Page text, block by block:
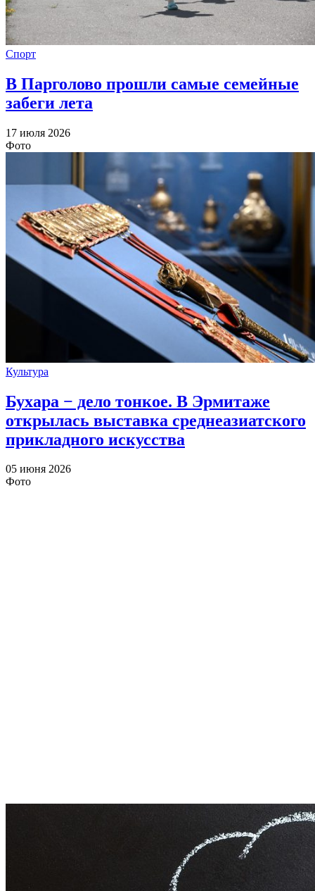
Спорт
В Парголово прошли самые семейные
забеги лета
17 июля 2026
Фото
Культура
Бухара − дело тонкое. В Эрмитаже
открылась выставка среднеазиатского
прикладного искусства
05 июня 2026
Фото